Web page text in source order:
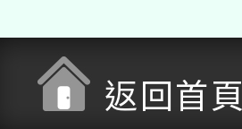
返回首頁